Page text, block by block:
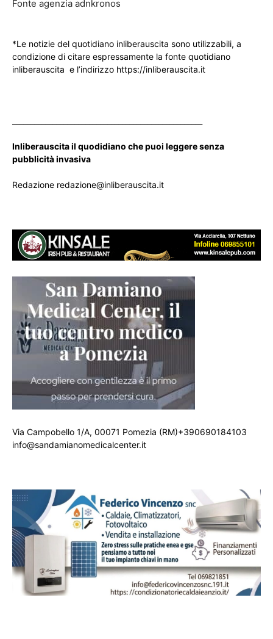
Fonte agenzia adnkronos
*Le notizie del quotidiano inliberauscita sono utilizzabili, a
condizione di citare espressamente la fonte quotidiano
inliberauscita e l’indirizzo https://inliberauscita.it
Inliberauscita il quodidiano che puoi leggere senza
pubblicità invasiva
Redazione redazione@inliberauscita.it
Via Campobello 1/A, 00071 Pomezia (RM)+390690184103
info@sandamianomedicalcenter.it